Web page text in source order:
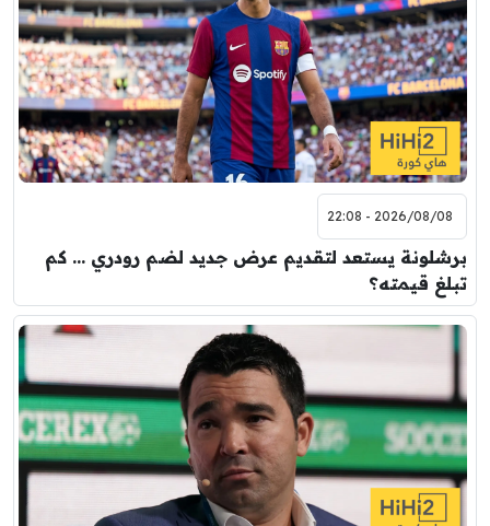
2026/08/08 - 22:08
برشلونة يستعد لتقديم عرض جديد لضم رودري … كم
تبلغ قيمته؟